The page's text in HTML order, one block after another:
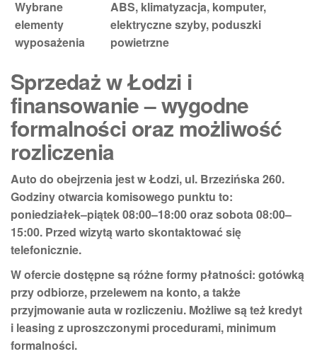
Wybrane
elementy
wyposażenia
ABS, klimatyzacja, komputer,
elektryczne szyby, poduszki
powietrzne
Sprzedaż w Łodzi i
finansowanie – wygodne
formalności oraz możliwość
rozliczenia
Auto do obejrzenia jest wŁodzi, ul. Brzezińska 260.
Godziny otwarcia komisowego punktu to:
poniedziałek–piątek 08:00–18:00orazsobota 08:00–
15:00. Przed wizytą warto skontaktować się
telefonicznie.
W ofercie dostępne są różne formy płatności: gotówką
przy odbiorze, przelewem na konto, a także
przyjmowanie auta w rozliczeniu. Możliwe są też kredyt
i leasing z uproszczonymi procedurami, minimum
formalności.